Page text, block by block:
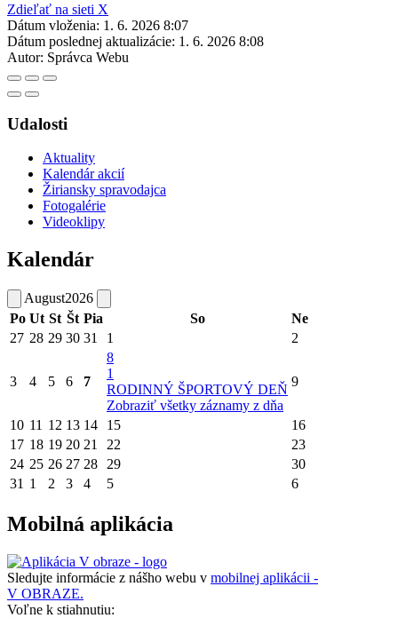
Zdieľať na sieti X
Dátum vloženia: 1. 6. 2026 8:07
Dátum poslednej aktualizácie: 1. 6. 2026 8:08
Autor: Správca Webu
Udalosti
Aktuality
Kalendár akcií
Žiriansky spravodajca
Fotogalérie
Videoklipy
Kalendár
August2026
Po Ut St Št Pia So
Ne
27 28 29 30 31 1 2
3 4 5 6 7
8
1
RODINNÝ ŠPORTOVÝ DEŇ
Zobraziť všetky záznamy z dňa
9
10 11 12 13 14 15
16
17 18 19 20 21 22
23
24 25 26 27 28 29
30
31 1 2 3 4 5 6
Mobilná aplikácia
Sledujte informácie z nášho webu v mobilnej aplikácii -
V OBRAZE.
Voľne k stiahnutiu: